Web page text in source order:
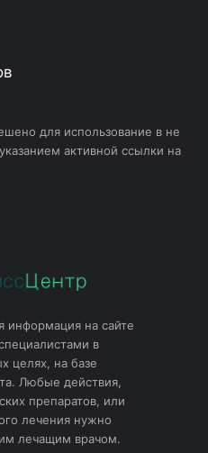
для использование в не
активной ссылки на
информация на сайте
в
целях, на базе
Любые действия,
препаратов, или
лечения нужно
лечащим врачом.